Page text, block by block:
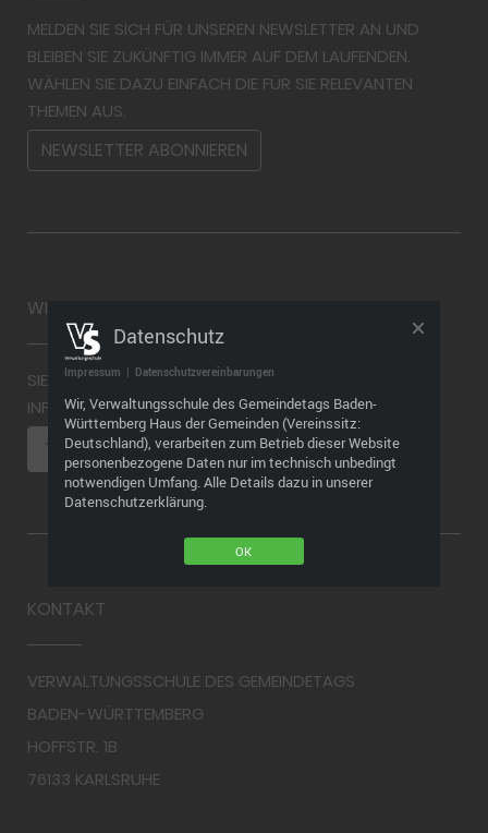
MELDEN SIE SICH FÜR UNSEREN NEWSLETTER AN UND
BLEIBEN SIE ZUKÜNFTIG IMMER AUF DEM LAUFENDEN.
WÄHLEN SIE DAZU EINFACH DIE FÜR SIE RELEVANTEN
THEMEN AUS.
NEWSLETTER ABONNIEREN
WIDERRUF
SIE MÖCHTEN EINEN WIDERRUF ABGEBEN? WEITERE
INFORMATIONEN FINDEN SIE HIER
VERTRAG WIDERRUFEN
KONTAKT
VERWALTUNGSSCHULE DES GEMEINDETAGS
BADEN-WÜRTTEMBERG
HOFFSTR. 1B
76133 KARLSRUHE
Datenschutz
Impressum | Datenschutzvereinbarungen
Wir, Verwaltungsschule des Gemeindetags Baden-
Württemberg Haus der Gemeinden (Vereinssitz:
Deutschland), verarbeiten zum Betrieb dieser Website
personenbezogene Daten nur im technisch unbedingt
notwendigen Umfang. Alle Details dazu in unserer
Datenschutzerklärung.
OK